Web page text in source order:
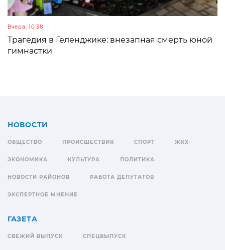
Вчера, 10:38
Трагедия в Геленджике: внезапная смерть юной
гимнастки
НОВОСТИ
ОБЩЕСТВО ПРОИСШЕСТВИЯ СПОРТ ЖКХ
ЭКОНОМИКА КУЛЬТУРА ПОЛИТИКА
НОВОСТИ РАЙОНОВ РАБОТА ДЕПУТАТОВ
ЭКСПЕРТНОЕ МНЕНИЕ
ГАЗЕТА
СВЕЖИЙ ВЫПУСК СПЕЦВЫПУСК